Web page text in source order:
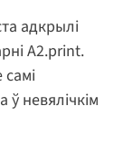
адкрылі
A2.print.
ў невялічкім